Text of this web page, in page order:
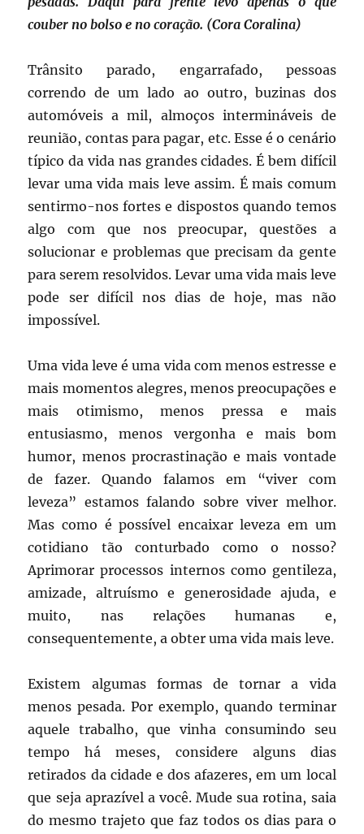
couber no bolso e no coração. (Cora Coralina)
Trânsito parado, engarrafado, pessoas
correndo de um lado ao outro, buzinas dos
automóveis a mil, almoços intermináveis de
reunião, contas para pagar, etc. Esse é o cenário
típico da vida nas grandes cidades. É bem difícil
levar uma vida mais leve assim. É mais comum
sentirmo-nos fortes e dispostos quando temos
algo com que nos preocupar, questões a
solucionar e problemas que precisam da gente
para serem resolvidos. Levar uma vida mais leve
pode ser difícil nos dias de hoje, mas não
impossível.
Uma vida leve é uma vida com menos estresse e
mais momentos alegres, menos preocupações e
mais otimismo, menos pressa e mais
entusiasmo, menos vergonha e mais bom
humor, menos procrastinação e mais vontade
de fazer. Quando falamos em “viver com
leveza” estamos falando sobre viver melhor.
Mas como é possível encaixar leveza em um
cotidiano tão conturbado como o nosso?
Aprimorar processos internos como gentileza,
amizade, altruísmo e generosidade ajuda, e
muito, nas relações humanas e,
consequentemente, a obter uma vida mais leve.
Existem algumas formas de tornar a vida
menos pesada. Por exemplo, quando terminar
aquele trabalho, que vinha consumindo seu
tempo há meses, considere alguns dias
retirados da cidade e dos afazeres, em um local
que seja aprazível a você. Mude sua rotina, saia
do mesmo trajeto que faz todos os dias para o